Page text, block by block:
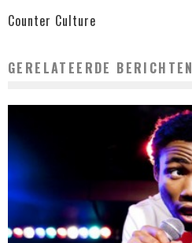
Counter Culture
GERELATEERDE BERICHTEN